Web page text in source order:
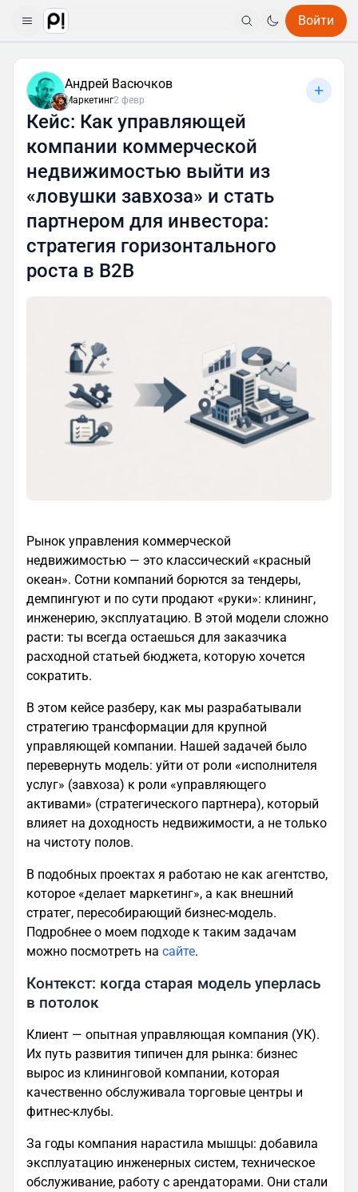
Войти
Андрей Васючков
Маркетинг2 февр
Кейс: Как управляющей
компании коммерческой
недвижимостью выйти из
«ловушки завхоза» и стать
партнером для инвестора:
стратегия горизонтального
роста в B2B
Рынок управления коммерческой
недвижимостью — это классический «красный
океан». Сотни компаний борются за тендеры,
демпингуют и по сути продают «руки»: клининг,
инженерию, эксплуатацию. В этой модели сложно
расти: ты всегда остаешься для заказчика
расходной статьей бюджета, которую хочется
сократить.
В этом кейсе разберу, как мы разрабатывали
стратегию трансформации для крупной
управляющей компании. Нашей задачей было
перевернуть модель: уйти от роли «исполнителя
услуг» (завхоза) к роли «управляющего
активами» (стратегического партнера), который
влияет на доходность недвижимости, а не только
на чистоту полов.
В подобных проектах я работаю не как агентство,
которое «делает маркетинг», а как внешний
стратег, пересобирающий бизнес-модель.
Подробнее о моем подходе к таким задачам
можно посмотреть на сайте.
Контекст: когда старая модель уперлась
в потолок
Клиент — опытная управляющая компания (УК).
Их путь развития типичен для рынка: бизнес
вырос из клининговой компании, которая
качественно обслуживала торговые центры и
фитнес-клубы.
За годы компания нарастила мышцы: добавила
эксплуатацию инженерных систем, техническое
обслуживание, работу с арендаторами. Они стали